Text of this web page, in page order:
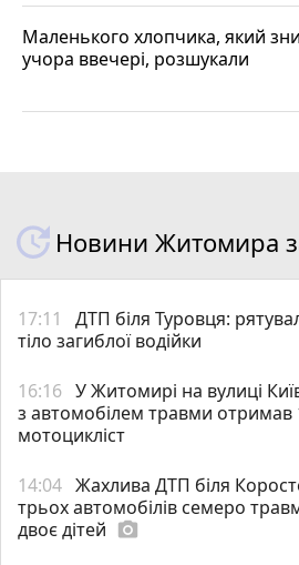
Маленького хлопчика, який
учора ввечері, розшукали
Новини Житомира
17:11
ДТП біля Туровця:
тіло загиблої водійки
16:16 У Житомирі на вулиці
з автомобілем травми отримав
мотоцикліст
14:04 Жахлива ДТП біля
трьох автомобілів семеро
двоє дітей photo_camera